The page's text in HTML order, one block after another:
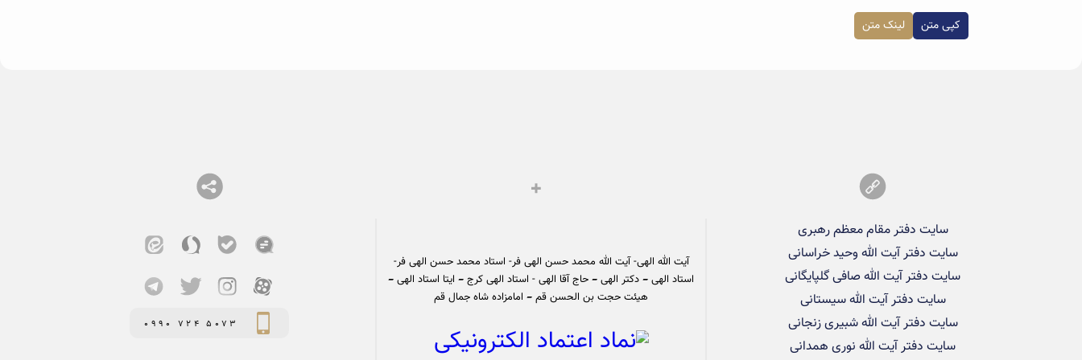
کپی متن لینک متن
سایت دفتر مقام معظم رهبری
سایت دفتر آیت الله وحید خراسانی
سایت دفتر آیت الله صافی گلپایگانی
سایت دفتر آیت الله سیستانی
سایت دفتر آیت الله شبیری زنجانی
سایت دفتر آیت الله نوری همدانی
آیت الله الهی- آیت الله محمد حسن الهی فر- استاد محمد حسن الهی فر-
استاد الهی – دکتر الهی – حاج آقا الهی - استاد الهی کرج – ایتا استاد الهی –
هیئت حجت بن الحسن قم – امامزاده شاه جمال قم
0990 724 5073